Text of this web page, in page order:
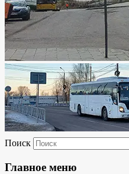
Поиск
Главное меню